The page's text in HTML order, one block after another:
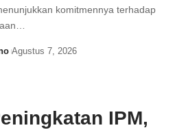
komitmennya terhadap
Agustus 7, 2026
IPM,